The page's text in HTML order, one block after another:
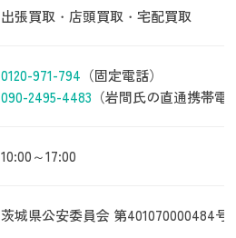
出張買取・店頭買取・宅配買取
0120-971-794 （固定電話）
090-2495-4483 （岩間氏の直通携帯電
10:00～17:00
茨城県公安委員会 第401070000484号